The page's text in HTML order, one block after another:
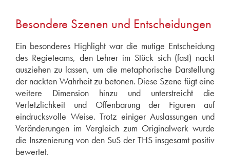
Besondere Szenen und Entscheidungen
Ein besonderes Highlight war die mutige Entscheidung
des Regieteams, den Lehrer im Stück sich (fast) nackt
ausziehen zu lassen, um die metaphorische Darstellung
der nackten Wahrheit zu betonen. Diese Szene fügt eine
weitere Dimension hinzu und unterstreicht die
Verletzlichkeit und Offenbarung der Figuren auf
eindrucksvolle Weise. Trotz einiger Auslassungen und
Veränderungen im Vergleich zum Originalwerk wurde
die Inszenierung von den SuS der THS insgesamt positiv
bewertet.